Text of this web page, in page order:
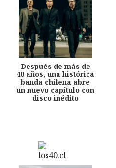
Después de más de
40 años, una histórica
banda chilena abre
un nuevo capítulo con
disco inédito